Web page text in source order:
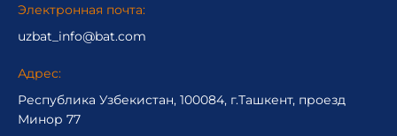
Электронная почта:
uzbat_info@bat.com
Адрес:
Республика Узбекистан, 100084, г.Ташкент, проезд
Минор 77